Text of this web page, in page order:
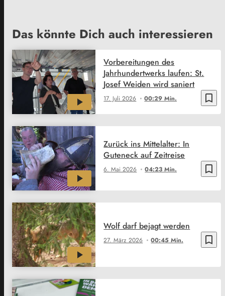
Das könnte Dich auch interessieren
bookmark_border
17. Juli 2026 00:29 Min.
Vorbereitungen des
Jahrhundertwerks laufen: St.
Josef Weiden wird saniert
bookmark_border
6. Mai 2026 04:23 Min.
Zurück ins Mittelalter: In
Guteneck auf Zeitreise
bookmark_border
27. März 2026 00:45 Min.
Wolf darf bejagt werden